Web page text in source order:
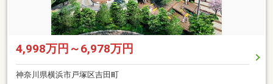
4,998万円～6,978万円
神奈川県横浜市戸塚区吉田町